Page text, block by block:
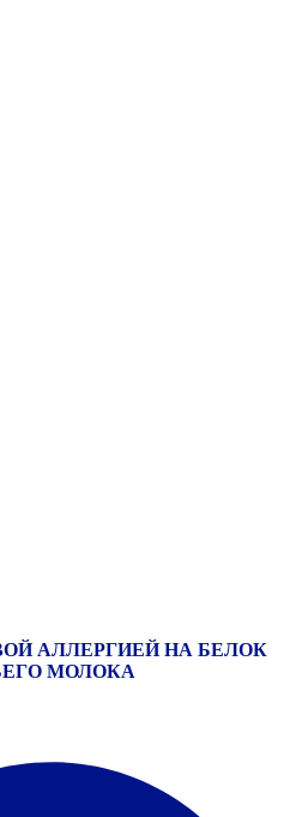
АЛЛЕРГИЕЙ НА БЕЛОК
МОЛОКА